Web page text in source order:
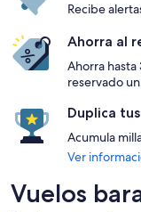
Recibe
Ahorra al
Ahorra
reservado
Duplica
Acumula
Ver
Vuelos